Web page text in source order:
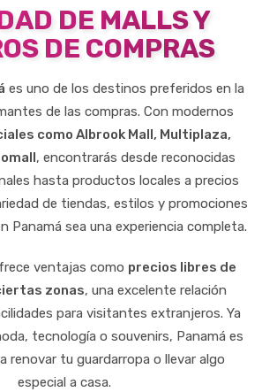
DE MALLS Y
DE COMPRAS
es uno de los destinos preferidos en la
de las compras. Con modernos
como Albrook Mall, Multiplaza,
, encontrarás desde reconocidas
hasta productos locales a precios
de tiendas, estilos y promociones
Panamá sea una experiencia completa.
ventajas como precios libres de
zonas, una excelente relación
para visitantes extranjeros. Ya
tecnología o souvenirs, Panamá es
renovar tu guardarropa o llevar algo
especial a casa.